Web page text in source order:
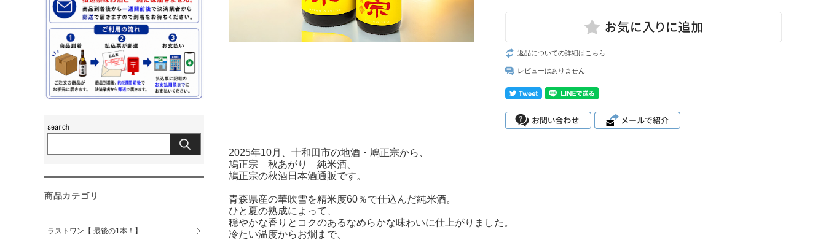
返品についての詳細はこちら
レビューはありません
2025年10月、十和田市の地酒・鳩正宗から、
鳩正宗 秋あがり 純米酒、
鳩正宗の秋酒日本酒通販です。
青森県産の華吹雪を精米度60％で仕込んだ純米酒。
ひと夏の熟成によって、
穏やかな香りとコクのあるなめらかな味わいに仕上がりました。
冷たい温度からお燗まで、
商品カテゴリ
ラストワン【 最後の1本！】